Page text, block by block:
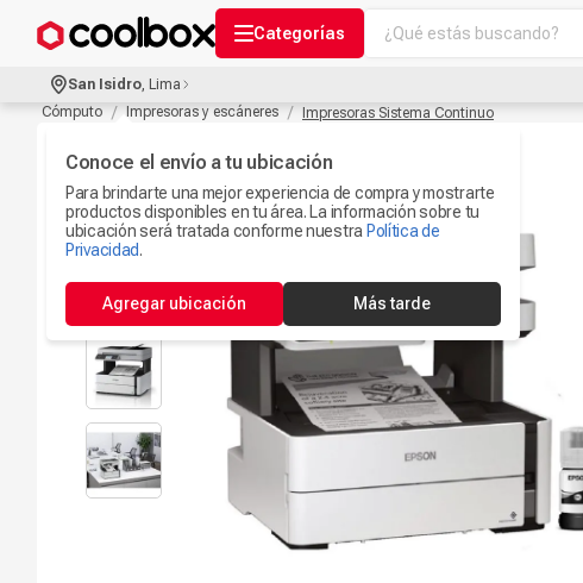
Categorías
¿Qué estás buscando?
1.
Audífonos Con Bluetooth
3.
Ipad
Iphone 17
Camaras Seguridad
7.
Microfono
8.
Parlantes Bluetooth
Smartwach
San Isidro, Lima
Conoce el envío a tu ubicación
Para brindarte una mejor experiencia de compra y mostrarte
productos disponibles en tu área. La información sobre tu
ubicación será tratada conforme nuestra Política de
Privacidad.
Agregar ubicación Más tarde
Cómputo
Impresoras y escáneres Impresoras Sistema Continuo